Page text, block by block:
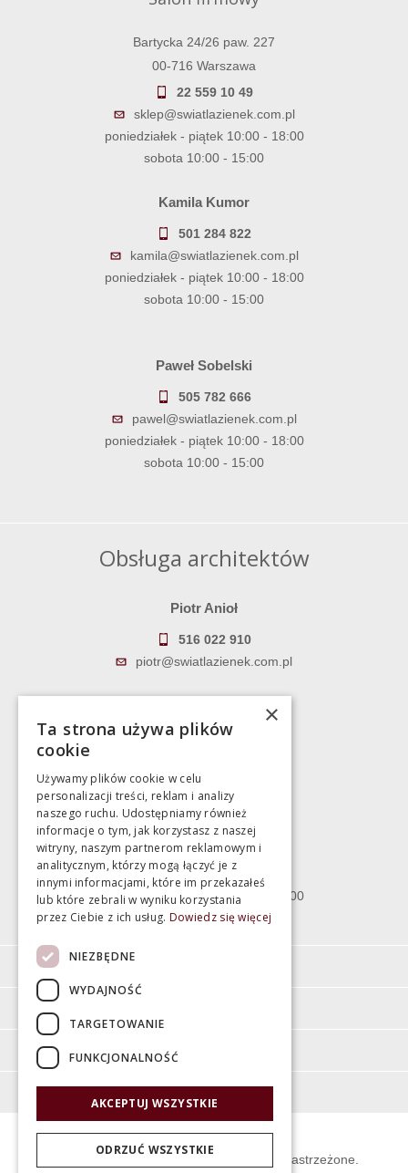
Bartycka 24/26 paw. 227
00-716 Warszawa
22 559 10 49
sklep@swiatlazienek.com.pl
poniedziałek - piątek 10:00 - 18:00
sobota 10:00 - 15:00
Kamila Kumor
501 284 822
kamila@swiatlazienek.com.pl
poniedziałek - piątek 10:00 - 18:00
sobota 10:00 - 15:00
Paweł Sobelski
505 782 666
pawel@swiatlazienek.com.pl
poniedziałek - piątek 10:00 - 18:00
sobota 10:00 - 15:00
Obsługa architektów
Piotr Anioł
516 022 910
piotr@swiatlazienek.com.pl
783 043 083
Magazyn
Bartycka 24/26 Hala 100
00-716 Warszawa
poniedziałek - piątek 10:00 - 18:00
sobota 10:00 - 15:00
Moje konto
O firmie
© Świat Łazienek XXI w. Wszelkie prawa zastrzeżone.
×
Ta strona używa plików
cookie
Używamy plików cookie w celu
personalizacji treści, reklam i analizy
naszego ruchu. Udostępniamy również
informacje o tym, jak korzystasz z naszej
witryny, naszym partnerom reklamowym i
analitycznym, którzy mogą łączyć je z
innymi informacjami, które im przekazałeś
lub które zebrali w wyniku korzystania
przez Ciebie z ich usług. Dowiedz się więcej
NIEZBĘDNE
WYDAJNOŚĆ
TARGETOWANIE
FUNKCJONALNOŚĆ
AKCEPTUJ WSZYSTKIE
ODRZUĆ WSZYSTKIE